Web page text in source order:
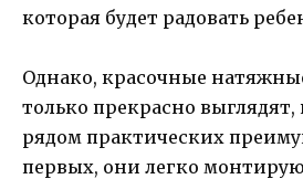
которая будет радовать
Однако, красочные
только прекрасно
рядом практических
первых, они легко